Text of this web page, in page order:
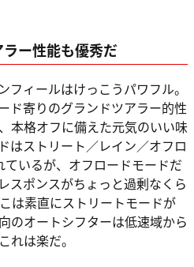
ー性能も優秀だ
フィールはけっこうパワフル。
ド寄りのグランドツアラー的性
本格オフに備えた元気のいい味
はストリート／レイン／オフロ
いるが、オフロードモードだ
スポンスがちょっと過剰なくら
は素直にストリートモードが
のオートシフターは低速域から
れは楽だ。